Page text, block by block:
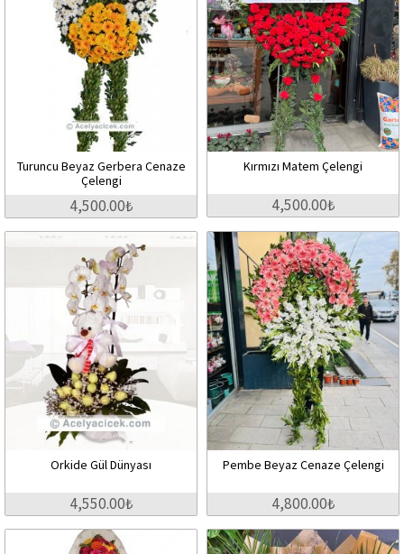
Turuncu Beyaz Gerbera Cenaze
Çelengi
4,500.00₺
Kırmızı Matem Çelengi
4,500.00₺
Orkide Gül Dünyası
4,550.00₺
Pembe Beyaz Cenaze Çelengi
4,800.00₺